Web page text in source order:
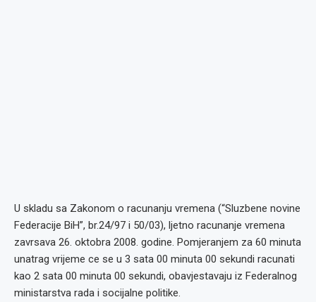
U skladu sa Zakonom o racunanju vremena (“Sluzbene novine
Federacije BiH”, br.24/97 i 50/03), ljetno racunanje vremena
zavrsava 26. oktobra 2008. godine. Pomjeranjem za 60 minuta
unatrag vrijeme ce se u 3 sata 00 minuta 00 sekundi racunati
kao 2 sata 00 minuta 00 sekundi, obavjestavaju iz Federalnog
ministarstva rada i socijalne politike.